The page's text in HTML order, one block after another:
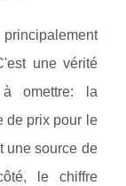
une vérité
omettre: la
de prix pour le
une source de
le chiffre